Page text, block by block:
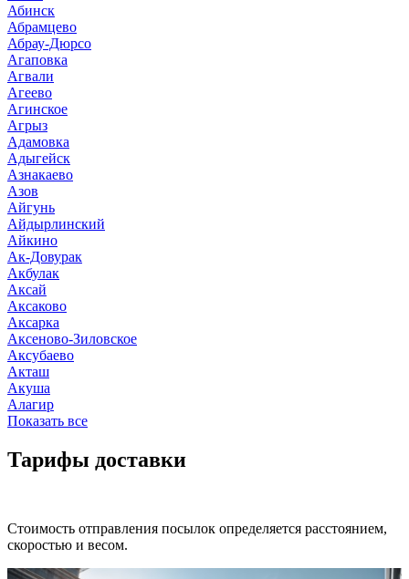
Абинск
Абрамцево
Абрау-Дюрсо
Агаповка
Агвали
Агеево
Агинское
Агрыз
Адамовка
Адыгейск
Азнакаево
Азов
Айгунь
Айдырлинский
Айкино
Ак-Довурак
Акбулак
Аксай
Аксаково
Аксарка
Аксеново-Зиловское
Аксубаево
Акташ
Акуша
Алагир
Показать все
Тарифы доставки
Стоимость отправления посылок определяется расстоянием,
скоростью и весом.